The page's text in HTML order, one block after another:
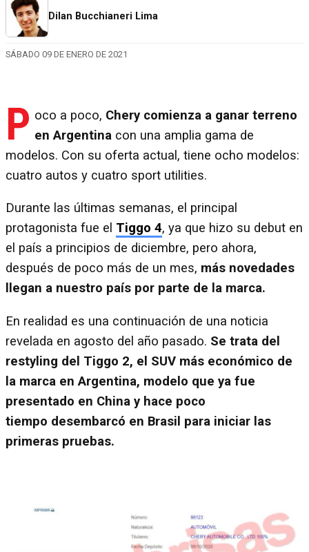
Dilan Bucchianeri Lima
SÁBADO 09 DE ENERO DE 2021
P oco a poco, Chery comienza a ganar terreno
en Argentina con una amplia gama de
modelos. Con su oferta actual, tiene ocho modelos:
cuatro autos y cuatro sport utilities.
Durante las últimas semanas, el principal
protagonista fue el Tiggo 4, ya que hizo su debut en
el país a principios de diciembre, pero ahora,
después de poco más de un mes, más novedades
llegan a nuestro país por parte de la marca.
En realidad es una continuación de una noticia
revelada en agosto del año pasado. Se trata del
restyling del Tiggo 2, el SUV más económico de
la marca en Argentina, modelo que ya fue
presentado en China y hace poco
tiempo desembarcó en Brasil para iniciar las
primeras pruebas.